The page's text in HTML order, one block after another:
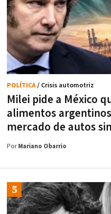
Milei pide a México
alimentos
mercado de autos
POLÍTICA/ Crisis automotriz
PorMariano Obarrio